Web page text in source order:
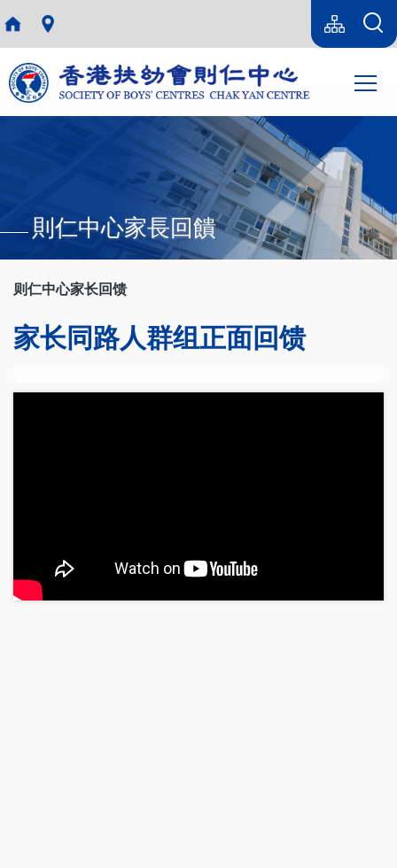
跳转到主要内容
Language
switcher
Sitemap(SC)
导
航
則仁中心家長回饋
则仁中心家长回馈
家长同路人群组正面回馈